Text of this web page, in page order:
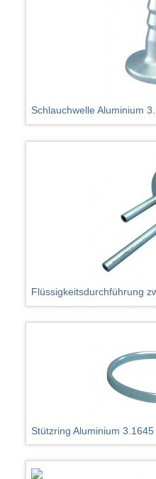
Schlauchwelle Aluminium
Flüssigkeitsdurchführung
Stützring Aluminium 3.1645